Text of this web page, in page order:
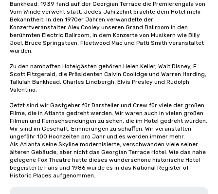
Bankhead. 1939 fand auf der Georgian Terrace die Premierengala von
Vom Winde verweht statt. Jedes Jahrzehnt brachte dem Hotel mehr
Bekanntheit. In den 1970er Jahren verwandelte der
Konzertveranstalter Alex Cooley unseren Grand Ballroom in den
berühmten Electric Ballroom, in dem Konzerte von Musikern wie Billy
Joel, Bruce Springsteen, Fleetwood Mac und Patti Smith veranstaltet
wurden.
Zu den namhaften Hotelgästen gehören Helen Keller, Walt Disney, F.
Scott Fitzgerald, die Präsidenten Calvin Coolidge und Warren Harding,
Tallulah Bankhead, Charles Lindbergh, Elvis Presley und Rudolph
Valentino.
Jetzt sind wir Gastgeber für Darsteller und Crew für viele der großen
Filme, die in Atlanta gedreht werden. Wir waren auch in vielen großen
Filmen und Fernsehsendungen zu sehen, die im Hotel gedreht wurden.
Wir sind im Geschäft, Erinnerungen zu schaffen. Wir veranstalten
ungefähr 100 Hochzeiten pro Jahr und es werden immer mehr.
Als Atlanta seine Skyline modernisierte, verschwanden viele seiner
älteren Gebäude, aber nicht das Georgian Terrace Hotel. Wie das nahe
gelegene Fox Theatre hatte dieses wunderschöne historische Hotel
begeisterte Fans und 1986 wurde es in das National Register of
Historic Places aufgenommen.